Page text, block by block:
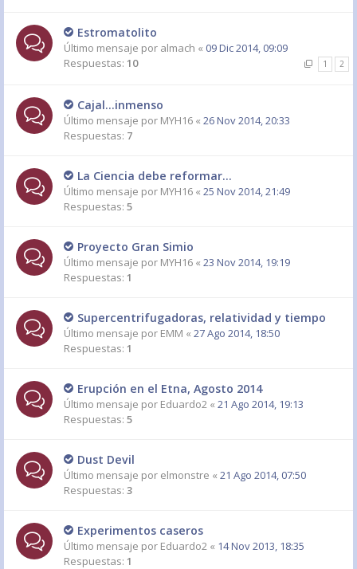
Estromatolito
Último mensaje por almach « 09 Dic 2014, 09:09
Respuestas: 10 1 2
Cajal...inmenso
Último mensaje por MYH16 « 26 Nov 2014, 20:33
Respuestas: 7
La Ciencia debe reformar...
Último mensaje por MYH16 « 25 Nov 2014, 21:49
Respuestas: 5
Proyecto Gran Simio
Último mensaje por MYH16 « 23 Nov 2014, 19:19
Respuestas: 1
Supercentrifugadoras, relatividad y tiempo
Último mensaje por EMM « 27 Ago 2014, 18:50
Respuestas: 1
Erupción en el Etna, Agosto 2014
Último mensaje por Eduardo2 « 21 Ago 2014, 19:13
Respuestas: 5
Dust Devil
Último mensaje por elmonstre « 21 Ago 2014, 07:50
Respuestas: 3
Experimentos caseros
Último mensaje por Eduardo2 « 14 Nov 2013, 18:35
Respuestas: 1